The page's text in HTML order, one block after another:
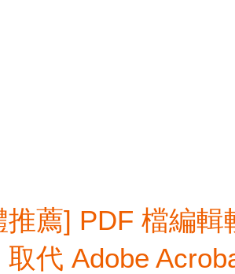
推薦] PDF 檔編
取代 Adobe